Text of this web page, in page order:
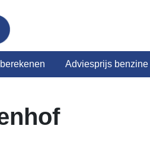
Adviesprijs benzine